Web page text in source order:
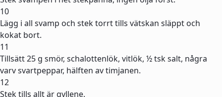
10
Lägg i all svamp och stek torrt tills vätskan släppt och
kokat bort.
11
Tillsätt 25 g smör, schalottenlök, vitlök, ½ tsk salt, några
varv svartpeppar, hälften av timjanen.
12
Stek tills allt är gyllene.